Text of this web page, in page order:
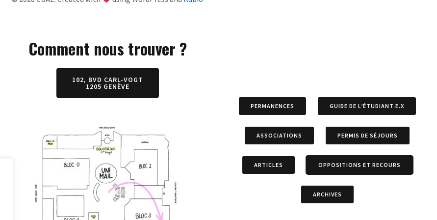
Comment nous trouver ?
102, BVD CARL-VOGT
1205 GENÈVE
PERMANENCES GUIDE DE L’ÉTUDIANT.E.X
ASSOCIATIONS PERMIS DE SÉJOURS
ARTICLES OPPOSITIONS ET RECOURS
ARCHIVES